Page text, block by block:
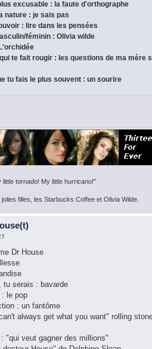
excusable : la faute d'orthographe
nature : je sais pas
: lire dans les pensées
féminin : Olivia wilde
te fait rougir : les questions de ma mère
tu fais le plus souvent : un sourire
tornado! My little hurricano!"
filles, les Starbucks Coffee et Olivia Wilde.
Dr House
tu serais : bavarde
le pop
: un fantôme
always get what you want" rolling
"qui veut gagner des millions"